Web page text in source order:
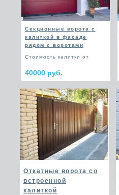
40000 руб.
Секционные ворота с
калиткой в фасаде
рядом с воротами
Стоимость калитки от
Откатные ворота со
встроенной
калиткой